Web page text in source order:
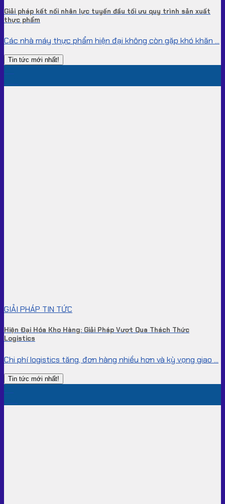
Giải pháp kết nối nhân lực tuyến đầu tối ưu quy trình sản xuất
thực phẩm
Các nhà máy thực phẩm hiện đại không còn gặp khó khăn ...
Tin tức mới nhất!
GIẢI PHÁP TIN TỨC
Hiện Đại Hóa Kho Hàng: Giải Pháp Vượt Qua Thách Thức
Logistics
Chi phí logistics tăng, đơn hàng nhiều hơn và kỳ vọng giao ...
Tin tức mới nhất!